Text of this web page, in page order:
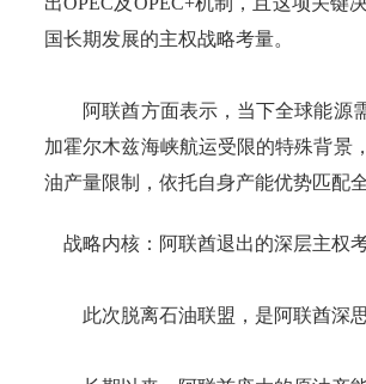
国长期发展的主权战略考量。
阿联酋方面表示，当下全球能源需
加霍尔木兹海峡航运受限的特殊背景
油产量限制，依托自身产能优势匹配
战略内核：阿联酋退出的深层主权
此次脱离石油联盟，是阿联酋深思